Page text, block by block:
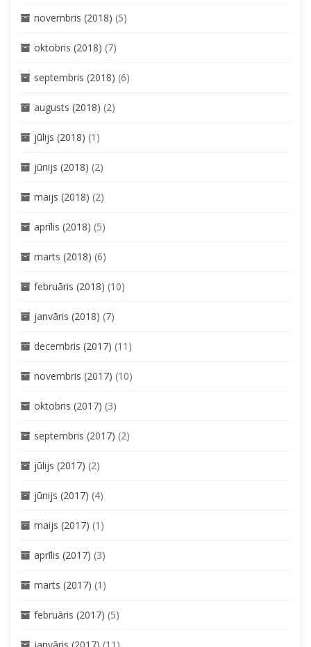
novembris (2018) (5)
oktobris (2018) (7)
septembris (2018) (6)
augusts (2018) (2)
jūlijs (2018) (1)
jūnijs (2018) (2)
maijs (2018) (2)
aprīlis (2018) (5)
marts (2018) (6)
februāris (2018) (10)
janvāris (2018) (7)
decembris (2017) (11)
novembris (2017) (10)
oktobris (2017) (3)
septembris (2017) (2)
jūlijs (2017) (2)
jūnijs (2017) (4)
maijs (2017) (1)
aprīlis (2017) (3)
marts (2017) (1)
februāris (2017) (5)